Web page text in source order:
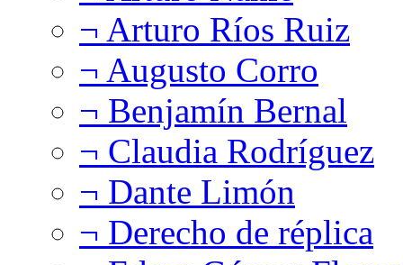
¬ Arturo Ríos Ruiz
¬ Augusto Corro
¬ Benjamín Bernal
¬ Claudia Rodríguez
¬ Dante Limón
¬ Derecho de réplica